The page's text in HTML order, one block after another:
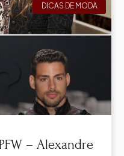
DICAS DE MODA
– Alexandre